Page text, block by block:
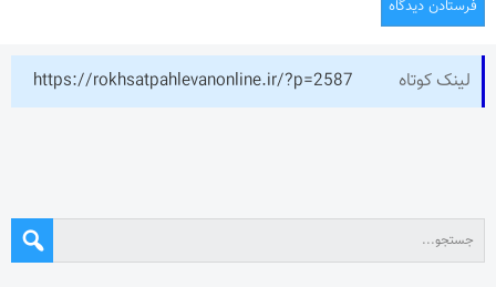
لینک کوتاه https://rokhsatpahlevanonline.ir/?p=2587